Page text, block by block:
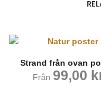
Strand från ovan
Från 99,00